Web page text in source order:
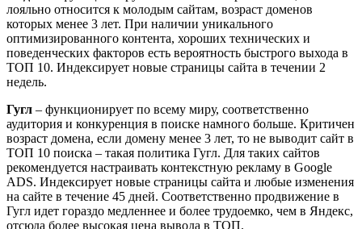
лояльно относится к молодым сайтам, возраст доменов
которых менее 3 лет. При наличии уникального
оптимизированного контента, хороших технических и
поведенческих факторов есть вероятность быстрого выхода в
ТОП 10. Индексирует новые страницы сайта в течении 2
недель.
Гугл – функционирует по всему миру, соответственно
аудитория и конкуренция в поиске намного больше. Критичен
возраст домена, если домену менее 3 лет, то не выводит сайт в
ТОП 10 поиска – такая политика Гугл. Для таких сайтов
рекомендуется настраивать контекстную рекламу в Google
ADS. Индексирует новые страницы сайта и любые изменения
на сайте в течение 45 дней. Соответственно продвижение в
Гугл идет гораздо медленнее и более трудоемко, чем в Яндекс,
отсюда более высокая цена вывода в ТОП.